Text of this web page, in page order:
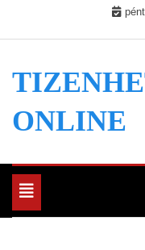
ONLINE
Toggle
navigation